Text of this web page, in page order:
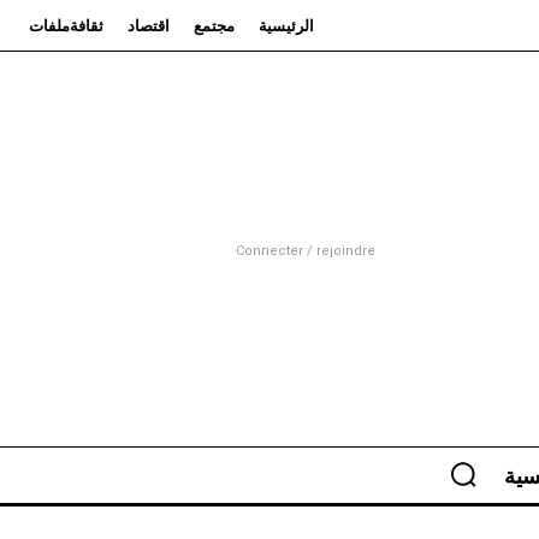
الرئيسية مجتمع اقتصاد ثقافةملفات
Connecter / rejoindre